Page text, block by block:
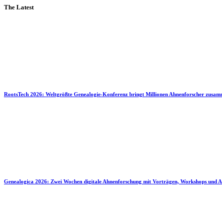
The Latest
RootsTech 2026: Weltgrößte Genealogie-Konferenz bringt Millionen Ahnenforscher
Genealogica 2026: Zwei Wochen digitale Ahnenforschung mit Vorträgen, Workshops und